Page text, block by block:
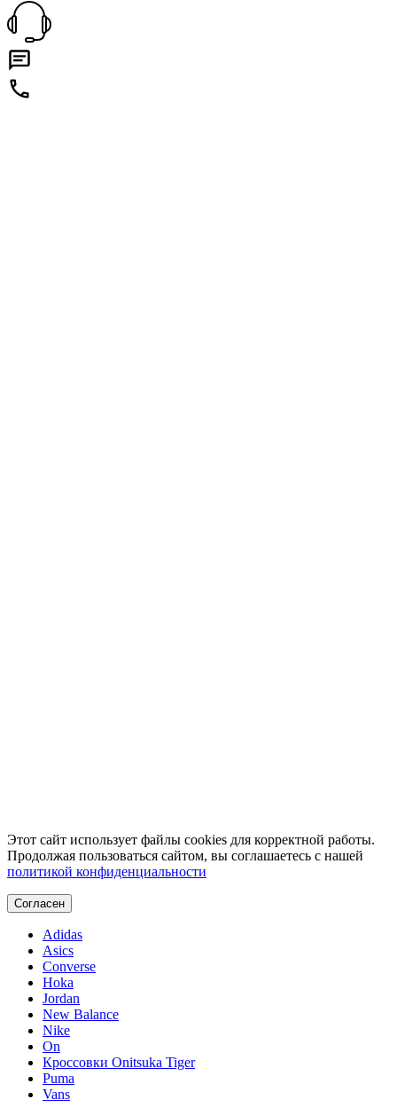
Этот сайт использует файлы cookies для корректной работы.
Продолжая пользоваться сайтом, вы соглашаетесь с нашей
политикой конфиденциальности
Согласен
Adidas
Asics
Converse
Hoka
Jordan
New Balance
Nike
On
Кроссовки Onitsuka Tiger
Puma
Vans